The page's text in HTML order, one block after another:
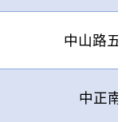
中山路五
中正南